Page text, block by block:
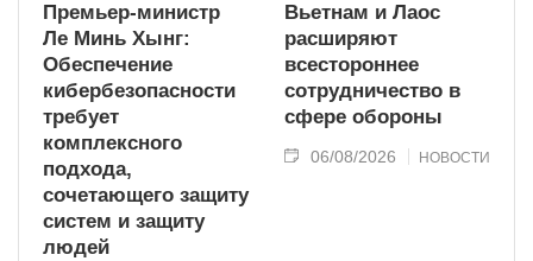
Премьер-министр
Ле Минь Хынг:
Обеспечение
кибербезопасности
требует
комплексного
подхода,
сочетающего защиту
систем и защиту
людей
Вьетнам и Лаос
расширяют
всестороннее
сотрудничество в
сфере обороны
06/08/2026 НОВОСТИ